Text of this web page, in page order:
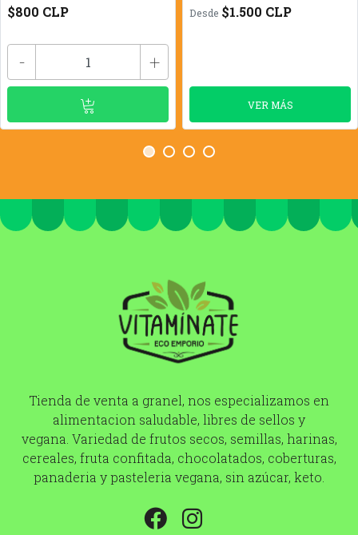
$800 CLP
- +
Desde $1.500 CLP
VER MÁS
Tienda de venta a granel, nos especializamos en
alimentacion saludable, libres de sellos y
vegana. Variedad de frutos secos, semillas, harinas,
cereales, fruta confitada, chocolatados, coberturas,
panaderia y pasteleria vegana, sin azúcar, keto.